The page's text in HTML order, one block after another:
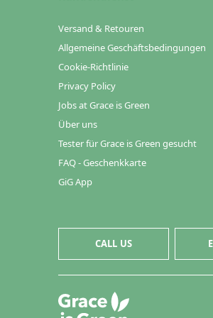
Versand & Retouren
Allgemeine Geschäftsbedingungen
Cookie-Richtlinie
Privacy Policy
Jobs at Grace is Green
Über uns
Tester für Grace is Green gesucht
FAQ - Geschenkkarte
GiG App
CALL US